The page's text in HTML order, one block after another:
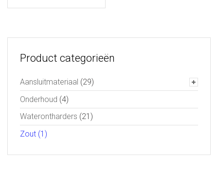
Product categorieën
Aansluitmateriaal (29)
Onderhoud (4)
Waterontharders (21)
Zout (1)